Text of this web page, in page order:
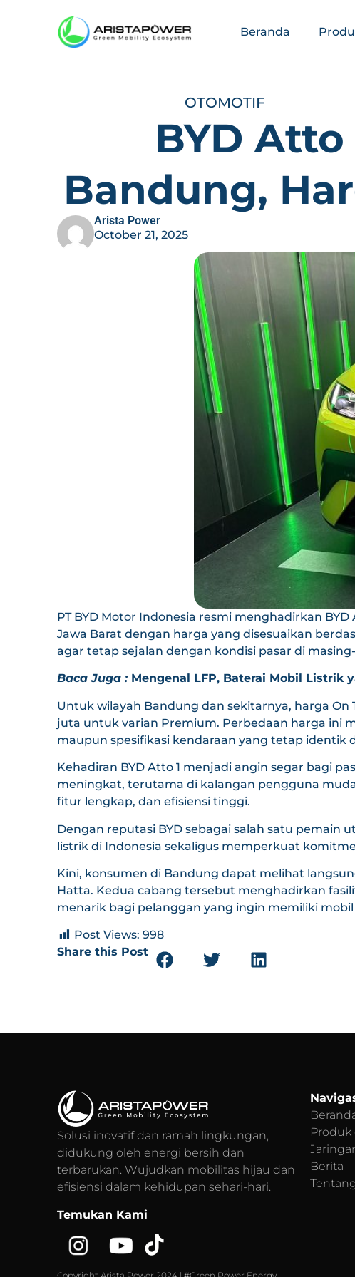
Beranda
OTOMOTIF
BYD
Bandung,
Arista Power
October 21, 2025
PT BYD Motor Indonesia resmi menghadirkan
Jawa Barat dengan harga yang disesuaikan
agar tetap sejalan dengan kondisi pasar di
Baca Juga : Mengenal LFP, Baterai Mobil Listrik
Untuk wilayah Bandung dan sekitarnya, harga On
juta untuk varian Premium. Perbedaan harga ini
maupun spesifikasi kendaraan yang tetap identik
Kehadiran BYD Atto 1 menjadi angin segar bagi
meningkat, terutama di kalangan pengguna
fitur lengkap, dan efisiensi tinggi.
Dengan reputasi BYD sebagai salah satu pemain
listrik di Indonesia sekaligus memperkuat
Kini, konsumen di Bandung dapat melihat
Hatta. Kedua cabang tersebut menghadirkan
menarik bagi pelanggan yang ingin memiliki
Post Views: 998
Share this Post
Solusi inovatif dan ramah lingkungan,
didukung oleh energi bersih dan
terbarukan. Wujudkan mobilitas hijau dan
efisiensi dalam kehidupan sehari-hari.
Temukan Kami
Produk
Berita